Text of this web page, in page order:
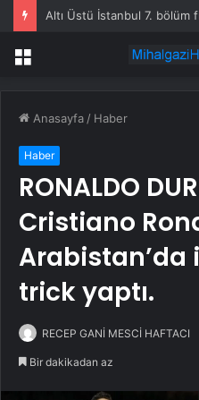
Altı Üstü İstanbul 7. bölüm
Menü
Anasayfa / Haber
Haber
RONALDO
Cristiano
trick yaptı.
RECEP GANİ MESCİ HAFTACI
Bir dakikadan az